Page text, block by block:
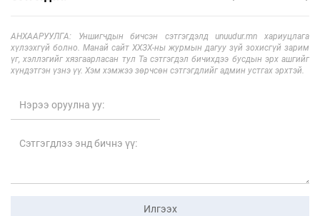
АНХААРУУЛГА: Уншигчдын бичсэн сэтгэгдэлд unuudur.mn хариуцлага
хүлээхгүй болно. Манай сайт ХХЗХ-ны журмын дагуу зүй зохисгүй зарим
үг, хэллэгийг хязгаарласан тул Та сэтгэгдэл бичихдээ бусдын эрх ашгийг
хүндэтгэн үзнэ үү. Хэм хэмжээ зөрчсөн сэтгэгдлийг админ устгах эрхтэй.
Илгээх